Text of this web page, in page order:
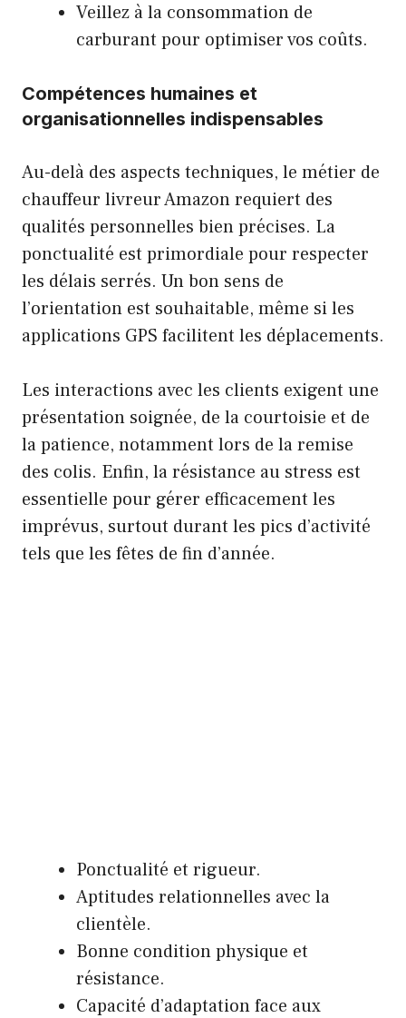
Veillez à la consommation de
carburant pour optimiser vos coûts.
Compétences humaines et
organisationnelles indispensables
Au-delà des aspects techniques, le métier de
chauffeur livreur Amazon requiert des
qualités personnelles bien précises. La
ponctualité est primordiale pour respecter
les délais serrés. Un bon sens de
l’orientation est souhaitable, même si les
applications GPS facilitent les déplacements.
Les interactions avec les clients exigent une
présentation soignée, de la courtoisie et de
la patience, notamment lors de la remise
des colis. Enfin, la résistance au stress est
essentielle pour gérer efficacement les
imprévus, surtout durant les pics d’activité
tels que les fêtes de fin d’année.
Ponctualité et rigueur.
Aptitudes relationnelles avec la
clientèle.
Bonne condition physique et
résistance.
Capacité d’adaptation face aux